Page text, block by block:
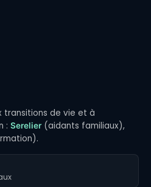
transitions de vie et à
: Serelier (aidants familiaux),